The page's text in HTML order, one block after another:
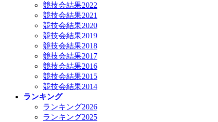
競技会結果2022
競技会結果2021
競技会結果2020
競技会結果2019
競技会結果2018
競技会結果2017
競技会結果2016
競技会結果2015
競技会結果2014
ランキング
ランキング2026
ランキング2025